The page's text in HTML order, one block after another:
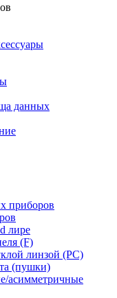
данных
приборов
лире
(F)
линзой (PC)
(пушки)
асимметричные